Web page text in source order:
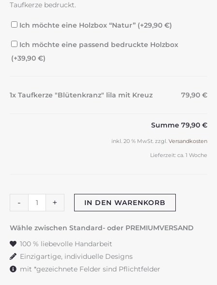
Taufkerze bedruckt.
Ich möchte eine Holzbox “Natur” (+29,90 €)
Ich möchte eine passend bedruckte Holzbox
(+39,90 €)
1x Taufkerze "Blütenkranz" lila mit Kreuz 79,90 €
Summe 79,90 €
inkl. 20 % MwSt. zzgl. Versandkosten
Lieferzeit: ca. 1 Woche
-
Taufkerze
"Blütenkranz"
lila
Menge
+ IN DEN WARENKORB
Wähle zwischen Standard- oder PREMIUMVERSAND
100 % liebevolle Handarbeit
Einzigartige, individuelle Designs
mit *gezeichnete Felder sind Pflichtfelder